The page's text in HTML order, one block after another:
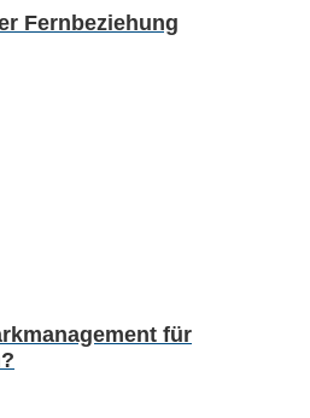
Fernbeziehung
für